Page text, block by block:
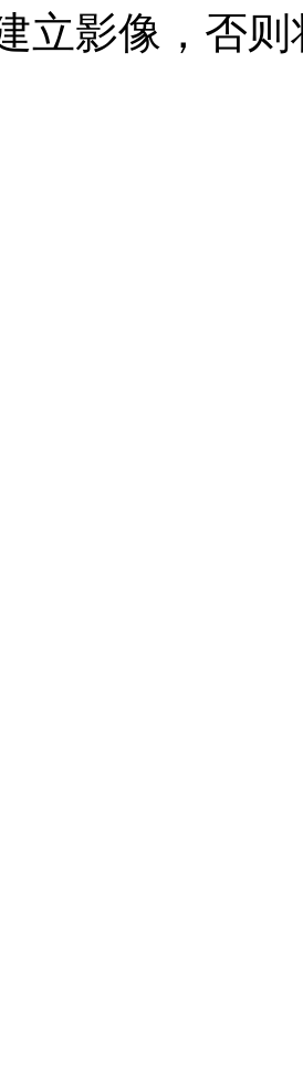
立影像，否